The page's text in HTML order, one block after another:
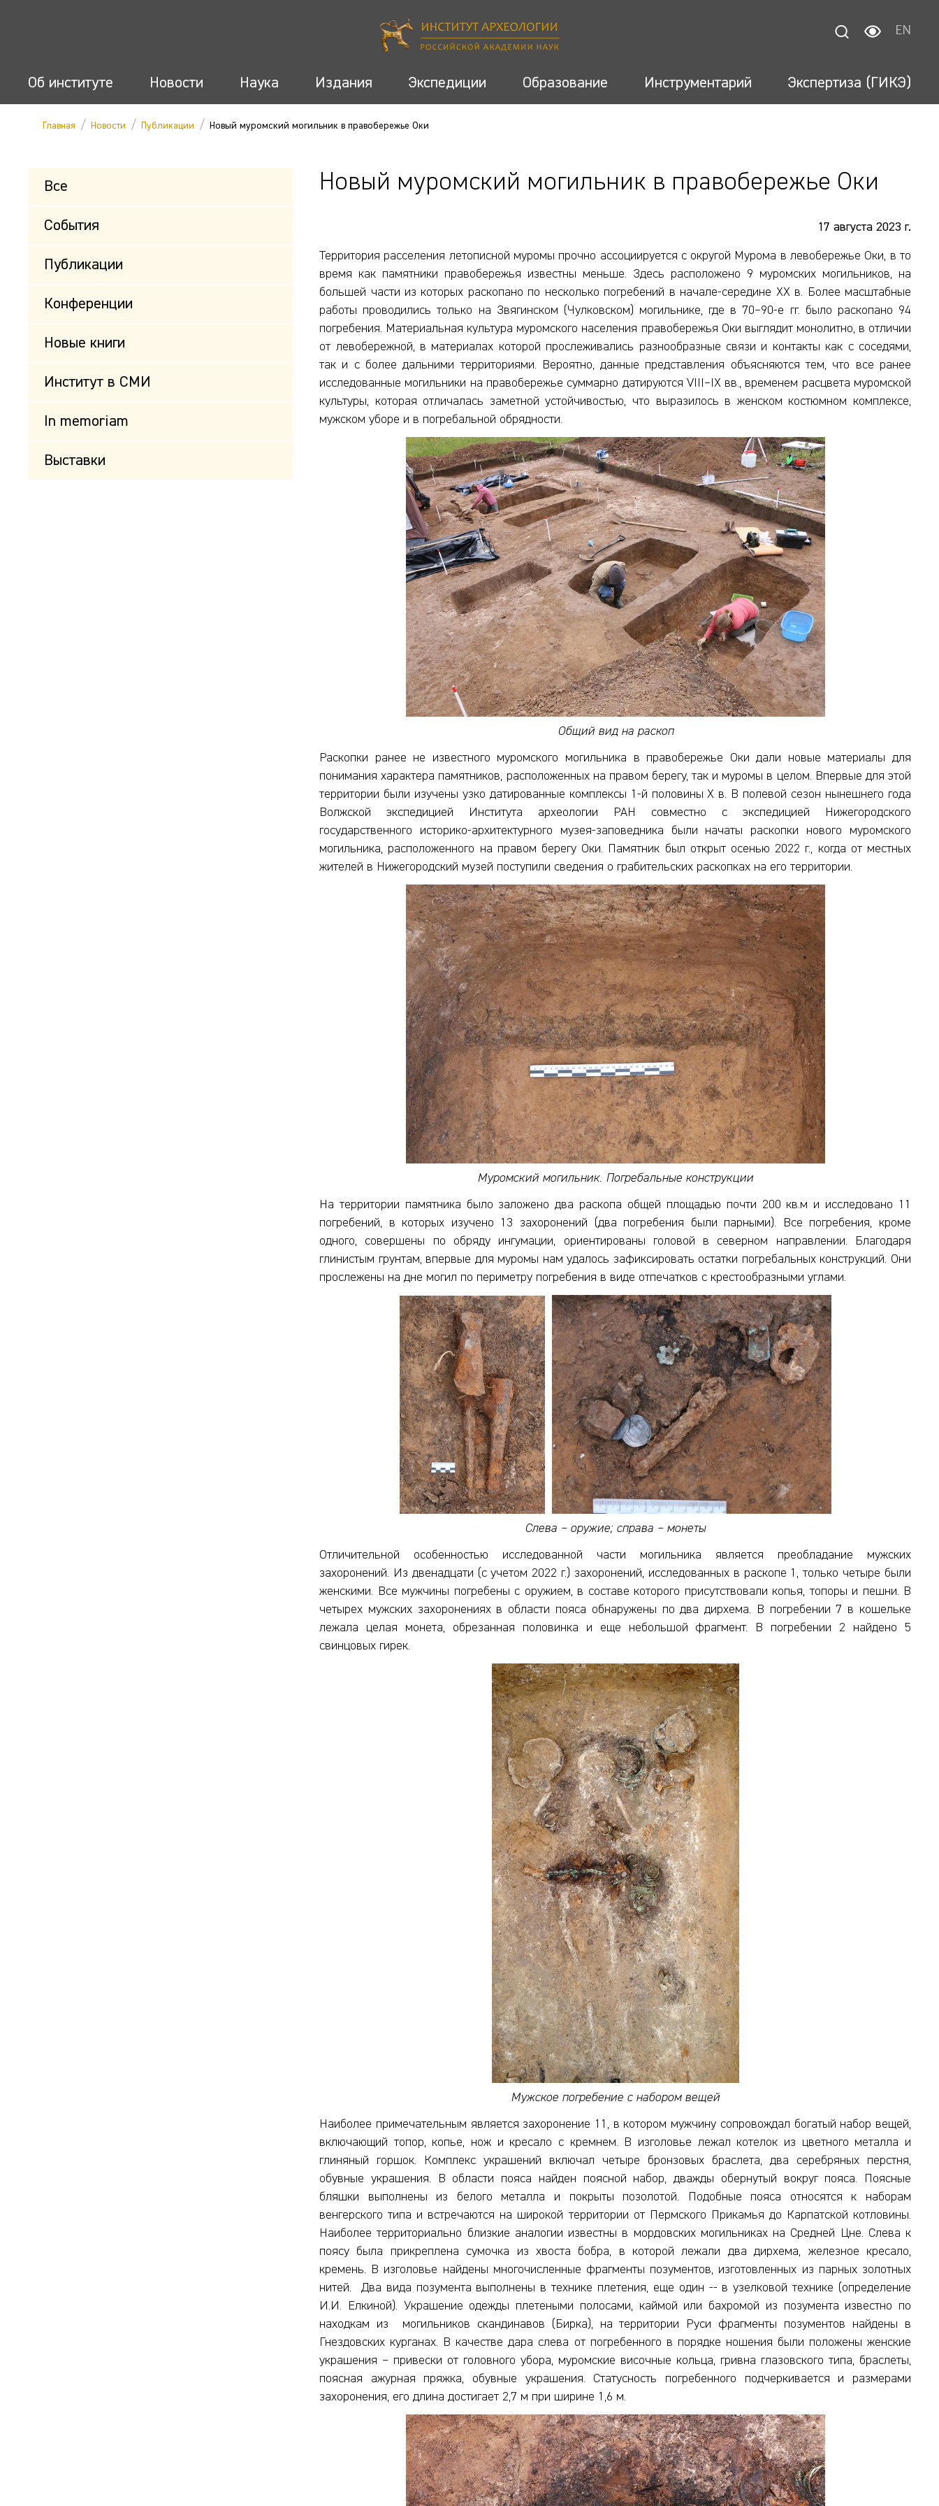
EN
Об институте Новости Наука Издания Экспедиции Образование Инструментарий Экспертиза (ГИКЭ)
Главная / Новости / Публикации / Новый муромский могильник в правобережье Оки
Все
События
Публикации
Конференции
Новые книги
Институт в СМИ
In memoriam
Выставки
Новый муромский могильник в правобережье Оки
17 августа 2023 г.
Территория расселения летописной муромы прочно ассоциируется с округой Мурома в левобережье Оки, в то
время как памятники правобережья известны меньше. Здесь расположено 9 муромских могильников, на
большей части из которых раскопано по несколько погребений в начале-середине ХХ в. Более масштабные
работы проводились только на Звягинском (Чулковском) могильнике, где в 70–90-е гг. было раскопано 94
погребения. Материальная культура муромского населения правобережья Оки выглядит монолитно, в отличии
от левобережной, в материалах которой прослеживались разнообразные связи и контакты как с соседями,
так и с более дальними территориями. Вероятно, данные представления объясняются тем, что все ранее
исследованные могильники на правобережье суммарно датируются VIII–IX вв., временем расцвета муромской
культуры, которая отличалась заметной устойчивостью, что выразилось в женском костюмном комплексе,
мужском уборе и в погребальной обрядности.
Общий вид на раскоп
Раскопки ранее не известного муромского могильника в правобережье Оки дали новые материалы для
понимания характера памятников, расположенных на правом берегу, так и муромы в целом. Впервые для этой
территории были изучены узко датированные комплексы 1-й половины X в. В полевой сезон нынешнего года
Волжской экспедицией Института археологии РАН совместно с экспедицией Нижегородского
государственного историко-архитектурного музея-заповедника были начаты раскопки нового муромского
могильника, расположенного на правом берегу Оки. Памятник был открыт осенью 2022 г., когда от местных
жителей в Нижегородский музей поступили сведения о грабительских раскопках на его территории.
Муромский могильник. Погребальные конструкции
На территории памятника было заложено два раскопа общей площадью почти 200 кв.м и исследовано 11
погребений, в которых изучено 13 захоронений (два погребения были парными). Все погребения, кроме
одного, совершены по обряду ингумации, ориентированы головой в северном направлении. Благодаря
глинистым грунтам, впервые для муромы нам удалось зафиксировать остатки погребальных конструкций. Они
прослежены на дне могил по периметру погребения в виде отпечатков с крестообразными углами.
Слева – оружие; справа – монеты
Отличительной особенностью исследованной части могильника является преобладание мужских
захоронений. Из двенадцати (с учетом 2022 г.) захоронений, исследованных в раскопе 1, только четыре были
женскими. Все мужчины погребены с оружием, в составе которого присутствовали копья, топоры и пешни. В
четырех мужских захоронениях в области пояса обнаружены по два дирхема. В погребении 7 в кошельке
лежала целая монета, обрезанная половинка и еще небольшой фрагмент. В погребении 2 найдено 5
свинцовых гирек.
Мужское погребение с набором вещей
Наиболее примечательным является захоронение 11, в котором мужчину сопровождал богатый набор вещей,
включающий топор, копье, нож и кресало с кремнем. В изголовье лежал котелок из цветного металла и
глиняный горшок. Комплекс украшений включал четыре бронзовых браслета, два серебряных перстня,
обувные украшения. В области пояса найден поясной набор, дважды обернутый вокруг пояса. Поясные
бляшки выполнены из белого металла и покрыты позолотой. Подобные пояса относятся к наборам
венгерского типа и встречаются на широкой территории от Пермского Прикамья до Карпатской котловины.
Наиболее территориально близкие аналогии известны в мордовских могильниках на Средней Цне. Слева к
поясу была прикреплена сумочка из хвоста бобра, в которой лежали два дирхема, железное кресало,
кремень. В изголовье найдены многочисленные фрагменты позументов, изготовленных из парных золотных
нитей. Два вида позумента выполнены в технике плетения, еще один -- в узелковой технике (определение
И.И. Елкиной). Украшение одежды плетеными полосами, каймой или бахромой из позумента известно по
находкам из могильников скандинавов (Бирка), на территории Руси фрагменты позументов найдены в
Гнездовских курганах. В качестве дара слева от погребенного в порядке ношения были положены женские
украшения – привески от головного убора, муромские височные кольца, гривна глазовского типа, браслеты,
поясная ажурная пряжка, обувные украшения. Статусность погребенного подчеркивается и размерами
захоронения, его длина достигает 2,7 м при ширине 1,6 м.